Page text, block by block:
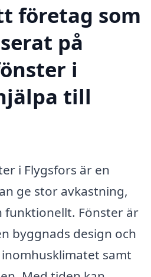
företag som
på
i
till
i Flygsfors är en
ge stor avkastning,
funktionellt. Fönster är
byggnads design och
samt